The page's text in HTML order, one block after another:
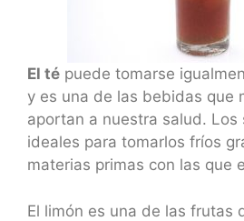
El té puede tomarse
y es una de las bebidas que
aportan a nuestra salud. Los
ideales para tomarlos fríos
materias primas con las que
El limón es una de las frutas